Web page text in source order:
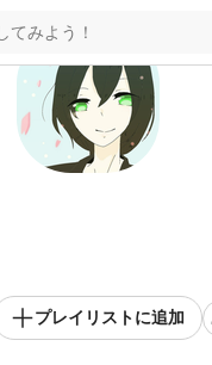
プレイリストに追加